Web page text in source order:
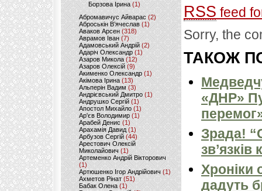
Борзова Ірина(1)
Абромавичус Айварас (2)
Аброськін В’ячеслав(1)
Аваков Арсен (318)
Аврамов Іван (7)
Адамовський Андрій(2)
Адаріч Олександр (1)
Азаров Микола (12)
Азаров Олексій (9)
Акименко Олександр(1)
Акімова Ірина(13)
Альперін Вадим (3)
Андрієвський Дмитро(1)
Андрушко Сергій(1)
Апостол Михайло(1)
Ар'єв Володимир (1)
Арабей Денис(1)
Арахамія Давид (1)
Арбузов Сергій (44)
Арестович Олексій
Миколайович(1)
Артеменко Андрій Вікторович
(1)
Артюшенко Ігор Андрійович(1)
Ахметов Рінат(51)
Бабак Олена(1)
RSS feed
Sorry, the
ТАКОЖ
«ДНР»
Зрада!
Хроніки
дадуть